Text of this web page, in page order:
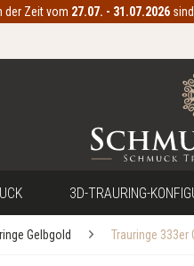
der Zeit vom 27.07. - 31.07.2026
3D-TRAURING-
Gelbgold Trauringe 333er